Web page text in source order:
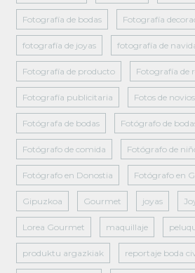
Fotografía de bodas Fotografía
fotografía de joyas fotografía de
Fotografía de producto Fotografía de
Fotografía publicitaria Fotos de novios
Fotógrafa de bodas Fotógrafo de
Fotógrafo de comida Fotógrafo de
Fotógrafo en Donostia Fotógrafo en
Gipuzkoa Gourmet joyas
Lorea Gourmet maquillaje
produktu argazkiak reportaje boda